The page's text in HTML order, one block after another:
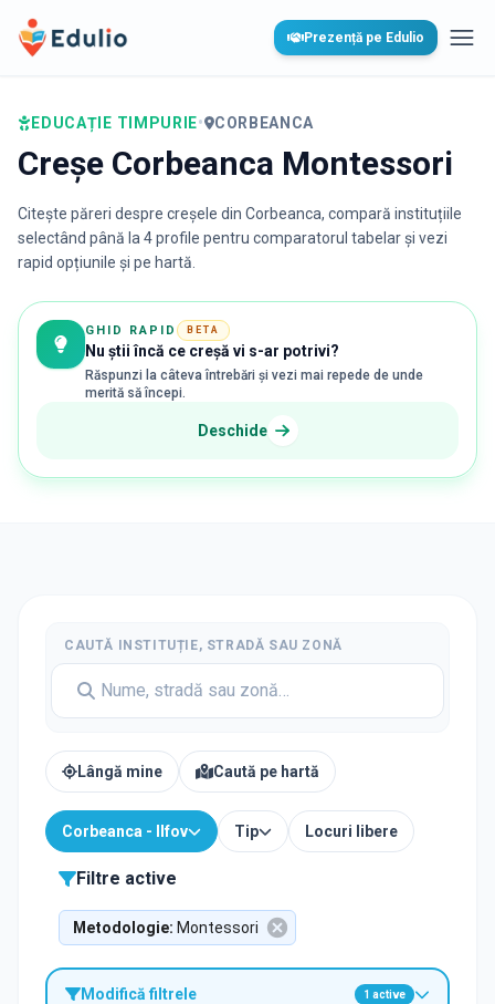
Edulio Prezență pe Edulio
EDUCAȚIE TIMPURIE• CORBEANCA
Creșe Corbeanca Montessori
Citește păreri despre creșele din Corbeanca, compară instituțiile
selectând până la 4 profile pentru comparatorul tabelar și vezi
rapid opțiunile și pe hartă.
GHID RAPID BETA
Nu știi încă ce creșă vi s-ar potrivi?
Răspunzi la câteva întrebări și vezi mai repede de unde
merită să începi.
Deschide
CAUTĂ INSTITUȚIE, STRADĂ SAU ZONĂ
Lângă mine Caută pe hartă
Corbeanca - Ilfov Tip Locuri libere
Filtre active
Metodologie: Montessori
Modifică filtrele 1 active